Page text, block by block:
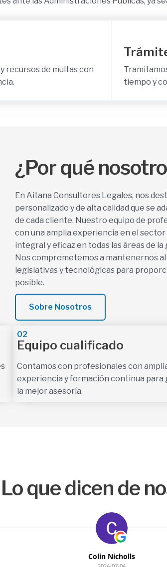
recursos de multas con
tiempo y
¿Por qué
En Aitana Consultores Legales, nos
personalizado y de alta calidad que se
de cada cliente. Nuestro equipo de
con una amplia experiencia en el
integral y eficaz en todas las áreas de
Nos comprometemos a mantenernos
legislativas y tecnológicas para
posible.
Sobre Nosotros
02
Equipo cualificado
Contamos con profesionales con
experiencia y formación continua para
la mejor asesoría.
Lo que dicen de
Colin Nicholls